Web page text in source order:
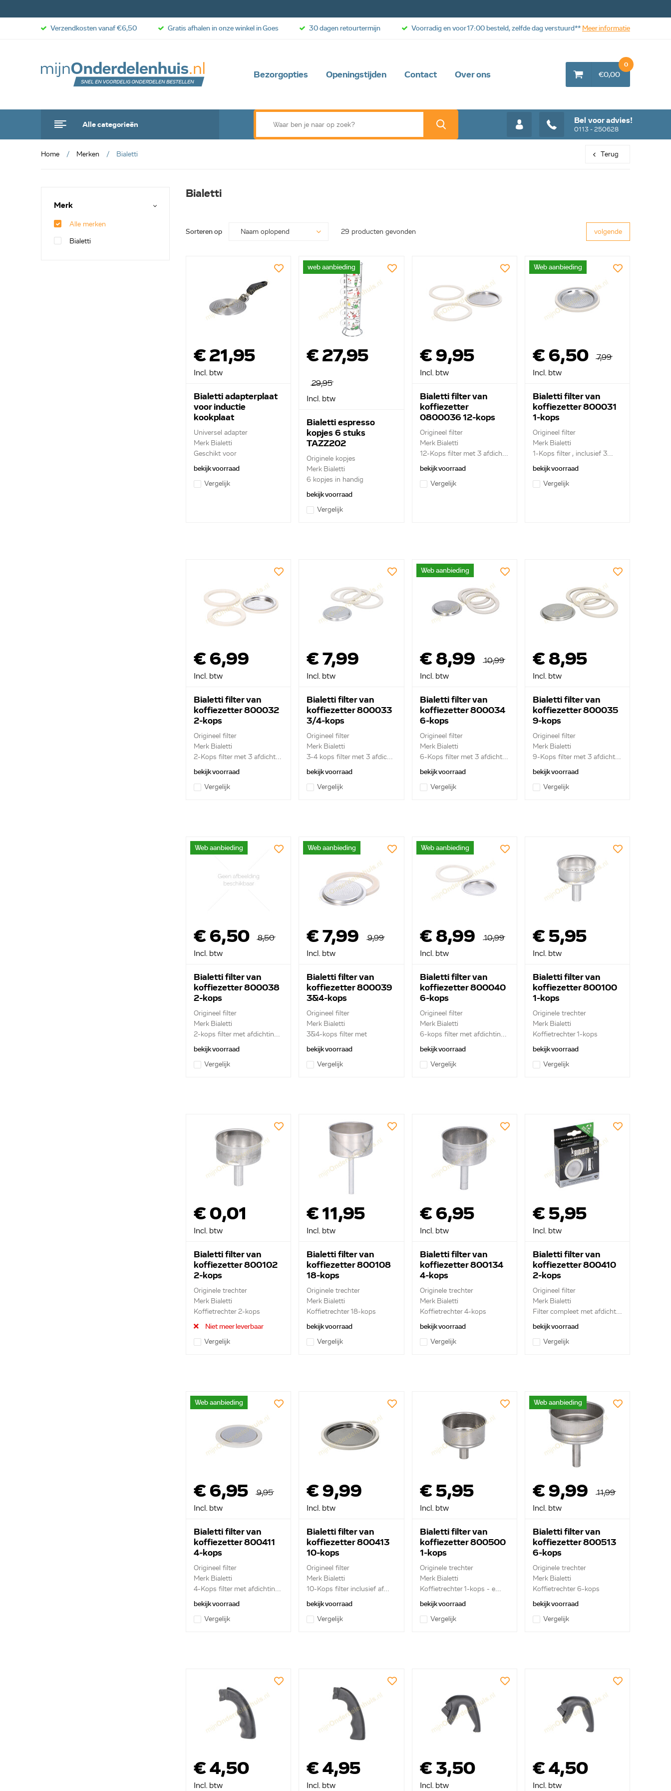
Bezorgopties Openingstijden Contact Over ons
Alle categorieën Bel voor advies!
0113 - 250628
€0,00
0
Verzendkosten vanaf €6,50 Gratis afhalen in onze winkel in Goes 30 dagen retourtermijn Voorradig en voor 17:00 besteld, zelfde dag verstuurd** Meer informatie
Home Merken Bialetti Terug
Merk
Alle merken
Bialetti
Bialetti
Sorteren op 29 producten gevonden volgende
€ 21,95
Incl. btw
Bialetti adapterplaat
voor inductie
kookplaat
DCDESIGN08
Universel adapter
Merk Bialetti
Geschikt voor
espressopott...
bekijk voorraad
Vergelijk
web aanbieding
€ 27,95
29,95
Incl. btw
Bialetti espresso
kopjes 6 stuks
TAZZ202
Originele kopjes
Merk Bialetti
6 kopjes in handig
opbergre...
bekijk voorraad
Vergelijk
€ 9,95
Incl. btw
Bialetti filter van
koffiezetter
0800036 12-kops
Origineel filter
Merk Bialetti
12-Kops filter met 3 afdich...
bekijk voorraad
Vergelijk
Web aanbieding
€ 6,50
7,99
Incl. btw
Bialetti filter van
koffiezetter 800031
1-kops
Origineel filter
Merk Bialetti
1-Kops filter , inclusief 3...
bekijk voorraad
Vergelijk
€ 6,99
Incl. btw
Bialetti filter van
koffiezetter 800032
2-kops
Origineel filter
Merk Bialetti
2-Kops filter met 3 afdicht...
bekijk voorraad
Vergelijk
€ 7,99
Incl. btw
Bialetti filter van
koffiezetter 800033
3/4-kops
Origineel filter
Merk Bialetti
3-4 kops filter met 3 afdic...
bekijk voorraad
Vergelijk
Web aanbieding
€ 8,99
10,99
Incl. btw
Bialetti filter van
koffiezetter 800034
6-kops
Origineel filter
Merk Bialetti
6-Kops filter met 3 afdicht...
bekijk voorraad
Vergelijk
€ 8,95
Incl. btw
Bialetti filter van
koffiezetter 800035
9-kops
Origineel filter
Merk Bialetti
9-Kops filter met 3 afdicht...
bekijk voorraad
Vergelijk
Web aanbieding
€ 6,50
8,50
Incl. btw
Bialetti filter van
koffiezetter 800038
2-kops
Origineel filter
Merk Bialetti
2-kops filter met afdichtin...
bekijk voorraad
Vergelijk
Web aanbieding
€ 7,99
9,99
Incl. btw
Bialetti filter van
koffiezetter 800039
3&4-kops
Origineel filter
Merk Bialetti
3&4-kops filter met
afdicht...
bekijk voorraad
Vergelijk
Web aanbieding
€ 8,99
10,99
Incl. btw
Bialetti filter van
koffiezetter 800040
6-kops
Origineel filter
Merk Bialetti
6-kops filter met afdichtin...
bekijk voorraad
Vergelijk
€ 5,95
Incl. btw
Bialetti filter van
koffiezetter 800100
1-kops
Originele trechter
Merk Bialetti
Koffietrechter 1-kops
bekijk voorraad
Vergelijk
€ 0,01
Incl. btw
Bialetti filter van
koffiezetter 800102
2-kops
Originele trechter
Merk Bialetti
Koffietrechter 2-kops
Niet meer leverbaar
Vergelijk
€ 11,95
Incl. btw
Bialetti filter van
koffiezetter 800108
18-kops
Originele trechter
Merk Bialetti
Koffietrechter 18-kops
bekijk voorraad
Vergelijk
€ 6,95
Incl. btw
Bialetti filter van
koffiezetter 800134
4-kops
Originele trechter
Merk Bialetti
Koffietrechter 4-kops
bekijk voorraad
Vergelijk
€ 5,95
Incl. btw
Bialetti filter van
koffiezetter 800410
2-kops
Origineel filter
Merk Bialetti
Filter compleet met afdicht...
bekijk voorraad
Vergelijk
Web aanbieding
€ 6,95
9,95
Incl. btw
Bialetti filter van
koffiezetter 800411
4-kops
Origineel filter
Merk Bialetti
4-Kops filter met afdichtin...
bekijk voorraad
Vergelijk
€ 9,99
Incl. btw
Bialetti filter van
koffiezetter 800413
10-kops
Origineel filter
Merk Bialetti
10-Kops filter inclusief af...
bekijk voorraad
Vergelijk
€ 5,95
Incl. btw
Bialetti filter van
koffiezetter 800500
1-kops
Originele trechter
Merk Bialetti
Koffietrechter 1-kops - e...
bekijk voorraad
Vergelijk
Web aanbieding
€ 9,99
11,99
Incl. btw
Bialetti filter van
koffiezetter 800513
6-kops
Originele trechter
Merk Bialetti
Koffietrechter 6-kops
bekijk voorraad
Vergelijk
€ 4,50
Incl. btw
€ 4,95
Incl. btw
€ 3,50
Incl. btw
€ 4,50
Incl. btw